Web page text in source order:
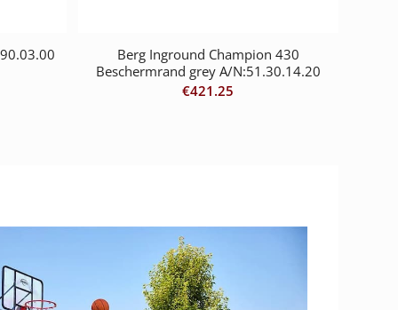
Berg Inground Champion 430
Beschermrand grey A/N:51.30.14.20
€421.25